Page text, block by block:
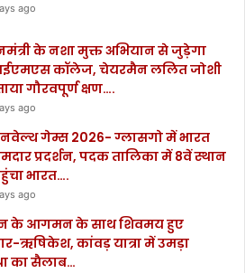
ago
के नशा मुक्त अभियान से जुड़ेगा
कॉलेज, चेयरमैन ललित जोशी
गौरवपूर्ण क्षण….
ago
गेम्स 2026- ग्लासगो में भारत
प्रदर्शन, पदक तालिका में 8वें स्थान
भारत….
ago
के आगमन के साथ शिवमय हुए
ऋषिकेश, कांवड़ यात्रा में उमड़ा
का सैलाब…